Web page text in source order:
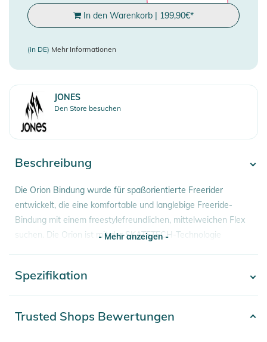
In den Warenkorb | 199,90€*
(in DE) Mehr Informationen
JONES
Den Store besuchen
Beschreibung
Die Orion Bindung wurde für spaßorientierte Freerider
entwickelt, die eine komfortable und langlebige Freeride-
Bindung mit einem freestylefreundlichen, mittelweichen Flex
suchen. Die Orion ist mit der SKATETECH-Technologie
Der Hangar 3.0 ist breiter für eine bessere Boot-Passform
und hat einen erweiterten Bushing Footprint für eine bessere
ist im unteren Bereich steifer und wird nach oben hin immer
- Mehr anzeigen -
Spezifikation
Trusted Shops Bewertungen